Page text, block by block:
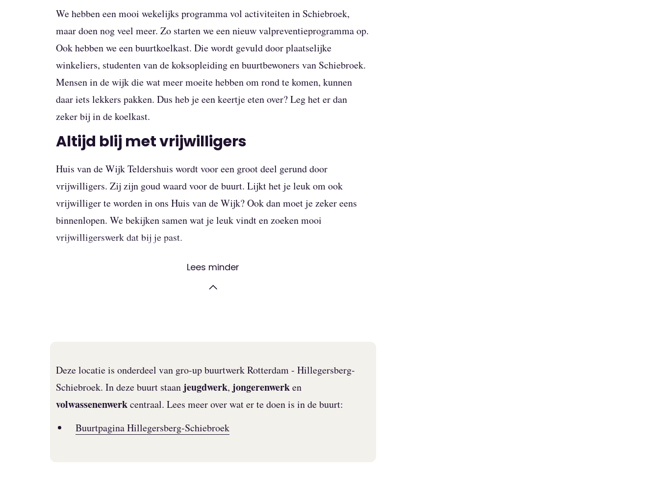
We hebben een mooi wekelijks programma vol activiteiten in Schiebroek,
maar doen nog veel meer. Zo starten we een nieuw valpreventieprogramma op.
Ook hebben we een buurtkoelkast. Die wordt gevuld door plaatselijke
winkeliers, studenten van de koksopleiding en buurtbewoners van Schiebroek.
Mensen in de wijk die wat meer moeite hebben om rond te komen, kunnen
daar iets lekkers pakken. Dus heb je een keertje eten over? Leg het er dan
zeker bij in de koelkast.
Altijd blij met vrijwilligers
Huis van de Wijk Teldershuis wordt voor een groot deel gerund door
vrijwilligers. Zij zijn goud waard voor de buurt. Lijkt het je leuk om ook
vrijwilliger te worden in ons Huis van de Wijk? Ook dan moet je zeker eens
binnenlopen. We bekijken samen wat je leuk vindt en zoeken mooi
vrijwilligerswerk dat bij je past.
Lees minder
Deze locatie is onderdeel van gro-up buurtwerk Rotterdam - Hillegersberg-
Schiebroek. In deze buurt staan jeugdwerk, jongerenwerken
volwassenenwerkcentraal. Lees meer over wat er te doen is in de buurt:
Buurtpagina Hillegersberg-Schiebroek